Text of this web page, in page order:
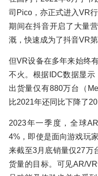
司Pico，亦正式进入VR
期间在抖音开启了大量
溉，快速成为了抖音VR第
但VR设备在多年来始终
不火。根据IDC数据显
出货量仅有880万台（
比2021年还同比下降了
2023年一季度，全球
4%，即使是面向游戏玩
来截至3月底销量仅27万
货量的目标。可见AR/